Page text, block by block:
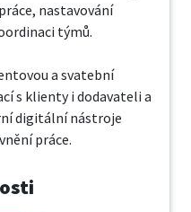
nastavování
týmů.
a svatební
s klienty i dodavateli a
digitální nástroje
práce.